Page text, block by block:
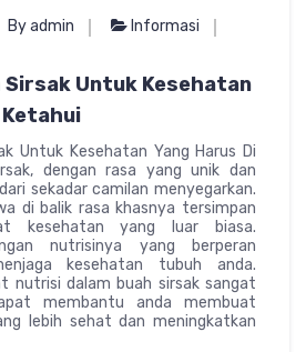
By admin
Informasi
Sirsak Untuk Kesehatan
Ketahui
Untuk Kesehatan Yang Harus Di
dengan rasa yang unik dan
sekadar camilan menyegarkan.
di balik rasa khasnya tersimpan
kesehatan yang luar biasa.
nutrisinya yang berperan
kesehatan tubuh anda.
nutrisi dalam buah sirsak sangat
membantu anda membuat
lebih sehat dan meningkatkan